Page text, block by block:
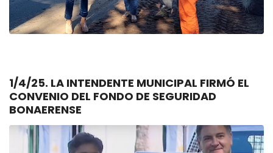
1/4/25. LA INTENDENTE MUNICIPAL FIRMÓ EL
CONVENIO DEL FONDO DE SEGURIDAD
BONAERENSE